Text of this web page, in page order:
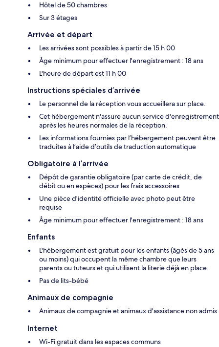
Hôtel de 50 chambres
Sur 3 étages
Arrivée et départ
Les arrivées sont possibles à partir de 15 h 00
Âge minimum pour effectuer l'enregistrement : 18 ans
L'heure de départ est 11 h 00
Instructions spéciales d’arrivée
Le personnel de la réception vous accueillera sur place.
Cet hébergement n'assure aucun service d'enregistrement
après les heures normales de la réception.
Les informations fournies par l’hébergement peuvent être
traduites à l’aide d’outils de traduction automatique
Obligatoire à l’arrivée
Dépôt de garantie obligatoire (par carte de crédit, de
débit ou en espèces) pour les frais accessoires
Une pièce d'identité officielle avec photo peut être
requise
Âge minimum pour effectuer l'enregistrement : 18 ans
Enfants
L'hébergement est gratuit pour les enfants (âgés de 5 ans
ou moins) qui occupent la même chambre que leurs
parents ou tuteurs et qui utilisent la literie déjà en place.
Pas de lits-bébé
Animaux de compagnie
Animaux de compagnie et animaux d'assistance non admis
Internet
Wi-Fi gratuit dans les espaces communs